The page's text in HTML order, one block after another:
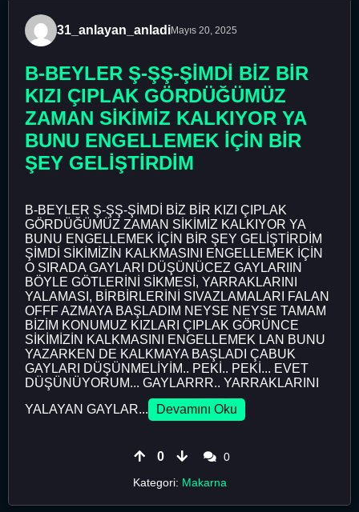
31_anlayan_anladiMayıs 20, 2025
B-BEYLER Ş-ŞŞ-ŞİMDİ BİZ BİR
KIZI ÇIPLAK GÖRDÜĞÜMÜZ
ZAMAN SİKİMİZ KALKIYOR YA
BUNU ENGELLEMEK İÇİN BİR
ŞEY GELİŞTİRDİM
B-BEYLER Ş-ŞŞ-ŞİMDİ BİZ BİR KIZI ÇIPLAK
GÖRDÜĞÜMÜZ ZAMAN SİKİMİZ KALKIYOR YA
BUNU ENGELLEMEK İÇİN BİR ŞEY GELİŞTİRDİM
ŞİMDİ SİKİMİZİN KALKMASINI ENGELLEMEK İÇİN
O SIRADA GAYLARI DÜŞÜNÜCEZ GAYLARIIN
BÖYLE GÖTLERİNİ SİKMESİ, YARRAKLARINI
YALAMASI, BİRBİRLERİNİ SIVAZLAMALARI FALAN
OFFF AZMAYA BAŞLADIM NEYSE NEYSE TAMAM
BİZİM KONUMUZ KIZLARI ÇIPLAK GÖRÜNCE
SİKİMİZİN KALKMASINI ENGELLEMEK LAN BUNU
YAZARKEN DE KALKMAYA BAŞLADI ÇABUK
GAYLARI DÜŞÜNMELİYİM.. PEKİ.. PEKİ... EVET
DÜŞÜNÜYORUM... GAYLARRR.. YARRAKLARINI
YALAYAN GAYLAR...
Devamını Oku
0
0
Kategori: Makarna